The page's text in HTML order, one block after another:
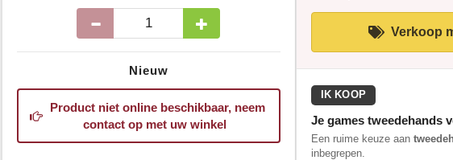
Nieuw
Product niet online beschikbaar, neem
contact op met uw winkel
Verkoop
IK KOOP
Je games tweedehands
Een ruime keuze aan
inbegrepen.